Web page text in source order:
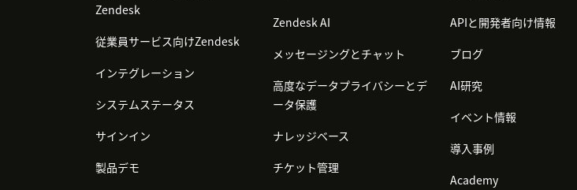
Zendesk
従業員サービス向けZendesk
インテグレーション
システムステータス
サインイン
製品デモ
Zendesk AI
メッセージングとチャット
高度なデータプライバシーとデ
ータ保護
ナレッジベース
チケット管理
APIと開発者向け情報
ブログ
AI研究
イベント情報
導入事例
Academy